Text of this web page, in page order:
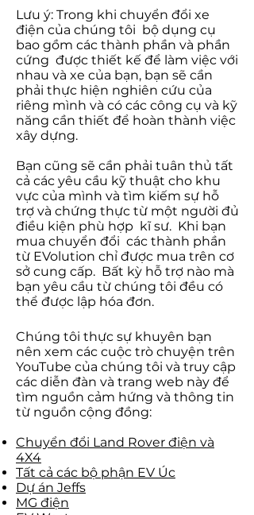
Lưu ý: Trong khi chuyển đổi xe
điện của chúng tôi bộ dụng cụ
bao gồm các thành phần và phần
cứng được thiết kế để làm việc với
nhau và xe của bạn, bạn sẽ cần
phải thực hiện nghiên cứu của
riêng mình và có các công cụ và kỹ
năng cần thiết để hoàn thành việc
xây dựng.
Bạn cũng sẽ cần phải tuân thủ tất
cả các yêu cầu kỹ thuật cho khu
vực của mình và tìm kiếm sự hỗ
trợ và chứng thực từ một người đủ
điều kiện phù hợp kĩ sư. Khi bạn
mua chuyển đổi các thành phần
từ EVolution chỉ được mua trên cơ
sở cung cấp. Bất kỳ hỗ trợ nào mà
bạn yêu cầu từ chúng tôi đều có
thể được lập hóa đơn.
Chúng tôi thực sự khuyên bạn
nên xem các cuộc trò chuyện trên
YouTube của chúng tôi và truy cập
các diễn đàn và trang web này để
tìm nguồn cảm hứng và thông tin
từ nguồn cộng đồng:
Chuyển đổi Land Rover điện và
4X4
Tất cả các bộ phận EV Úc
Dự án Jeffs
MG điện